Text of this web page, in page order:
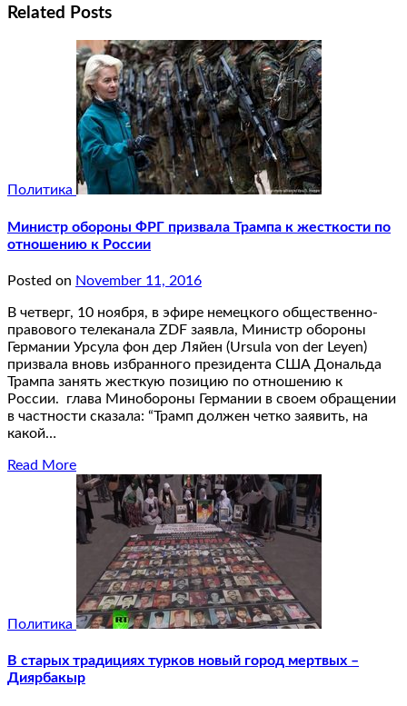
Related Posts
Политика
Министр обороны ФРГ призвала Трампа к жесткости по
отношению к России
Posted on November 11, 2016
В четверг, 10 ноября, в эфире немецкого общественно-
правового телеканала ZDF заявла, Министр обороны
Германии Урсула фон дер Ляйен (Ursula von der Leyen)
призвала вновь избранного президента США Дональда
Трампа занять жесткую позицию по отношению к
России. глава Минобороны Германии в своем обращении
в частности сказала: “Трамп должен четко заявить, на
какой…
Read More
Политика
В старых традициях турков новый город мертвых –
Диярбакыр